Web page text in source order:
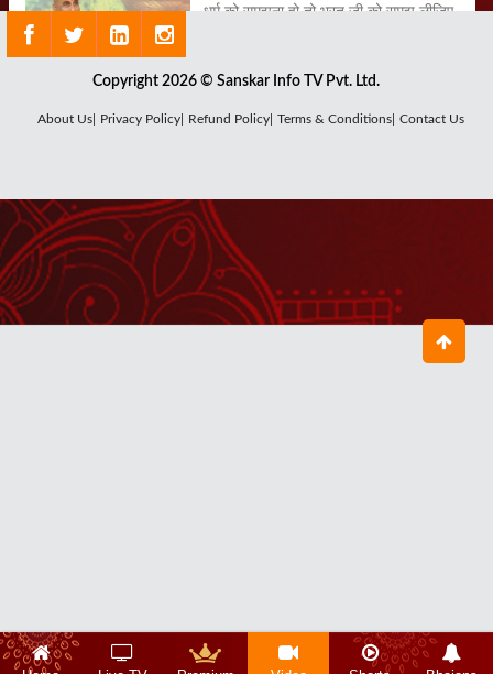
धर्म को समझना हो तो भरत जी को समझ लीजिए
हम पहले कितने भोले और सरल थे
एक पिता अपनी पुत्री के आंसू नहीं देख पाएगा
July 18, 2026
Copyright 2026 © Sanskar Info TV Pvt. Ltd.
About Us| Privacy Policy| Refund Policy| Terms & Conditions| Contact Us